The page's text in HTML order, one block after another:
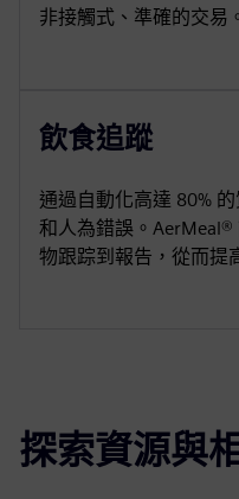
非接觸式、準確的交易
飲食追蹤
通過自動化高達 80%
和人為錯誤。
物跟踪到報告，從而提
探索資源與